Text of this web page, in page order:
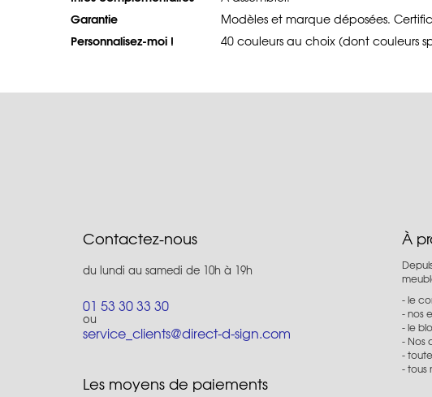
Garantie Modèles et marque déposées.
Personnalisez-moi ! 40 couleurs au choix (dont couleurs
Contactez-nous
du lundi au samedi de 10h à 19h
01 53 30 33 30
ou
service_clients@direct-d-sign.com
Les moyens de paiements
À
le
nos
le
Nos
tous